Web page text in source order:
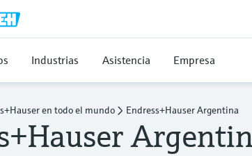
Industrias Asistencia Empresa
en todo el mundo Endress+Hauser Argentina